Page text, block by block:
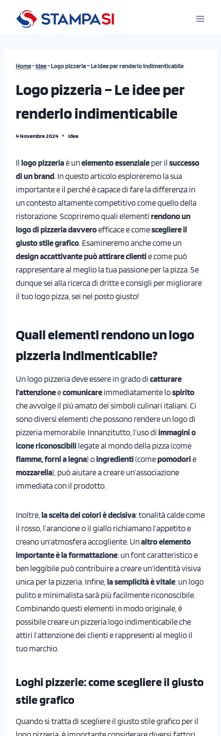
Home-Idee-Logo pizzeria – Le idee per renderlo indimenticabile
Logo pizzeria – Le idee per
renderlo indimenticabile
4 Novembre 2024 Idee
Il logo pizzeriaè unelemento essenziale per il successo
di un brand. In questo articolo esploreremo la sua
importante e il perché è capace di fare la differenza in
un contesto altamente competitivo come quello della
ristorazione. Scopriremo quali elementi rendono un
logo di pizzeria davveroefficace e comescegliere il
giusto stile grafico. Esamineremo anche come un
design accattivante può attirare clientie come può
rappresentare al meglio la tua passione per la pizza. Se
dunque sei alla ricerca di dritte e consigli per migliorare
il tuo logo pizza, sei nel posto giusto!
Quali elementi rendono un logo
pizzeria indimenticabile?
Un logo pizzeria deve essere in grado di catturare
l’attenzioneecomunicare immediatamente lospirito
che avvolge il più amato dei simboli culinari italiani. Ci
sono diversi elementi che possono rendere un logo di
pizzeria memorabile. Innanzitutto, l’uso di immagini o
icone riconoscibili legate al mondo della pizza (come
fiamme, forni a legna) oingredienti(comepomodorie
mozzarella), può aiutare a creare un’associazione
immediata con il prodotto.
Inoltre, la scelta dei colori è decisiva: tonalità calde come
il rosso, l’arancione o il giallo richiamano l’appetito e
creano un’atmosfera accogliente. Unaltro elemento
importante è la formattazione: un font caratteristico e
ben leggibile può contribuire a creare un’identità visiva
unica per la pizzeria. Infine, la semplicità è vitale: un logo
pulito e minimalista sarà più facilmente riconoscibile.
Combinando questi elementi in modo originale, è
possibile creare un pizzeria logo indimenticabile che
attiri l’attenzione dei clienti e rappresenti al meglio il
tuo marchio.
Loghi pizzerie: come scegliere il giusto
stile grafico
Quando si tratta di scegliere il giusto stile grafico per il